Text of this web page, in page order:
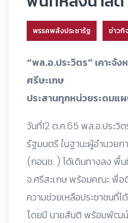
พรรคพลังประชารัฐ ข่าวกิ
“พล.อ.ประวิตร” เคาะจั
ศรีษะเกษ
ประสานทุกหน่วยระดม
วันที่12 ต.ค.65 พล.อ.ประ
รัฐมนตรี ในฐานะผู้อำนวย
(กอนช. ) ได้เดินทางลง พื้น
จ.ศรีสะเกษ พร้อมคณะ พื่อ
ความช่วยเหลือประชาชนที่
โดยมี นายสันติ พร้อมพัฒน์